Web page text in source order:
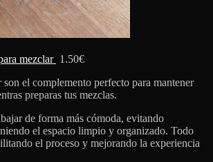
mezclar 1.50€
el complemento perfecto para mantener
preparas tus mezclas.
de forma más cómoda, evitando
el espacio limpio y organizado. Todo
el proceso y mejorando la experiencia